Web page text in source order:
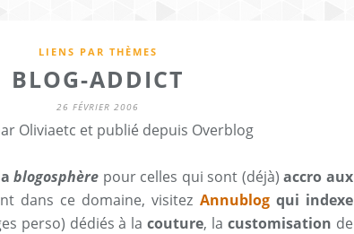
LIENS PAR THÈMES
BLOG-ADDICT
26 FÉVRIER 2006
Oliviaetc et publié depuis Overblog
blogosphère pour celles qui sont (déjà)accro aux
dans ce domaine, visitez Annublog qui indexe
perso) dédiés à lacouture, lacustomisation de